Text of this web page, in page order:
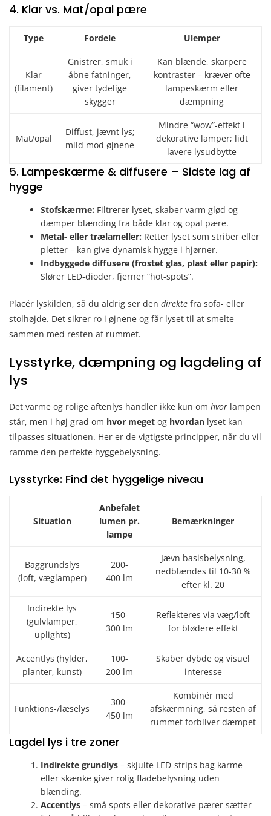
4. Klar vs. Mat/opal pære
Type Fordele Ulemper
Klar
(filament)
Gnistrer, smuk i
åbne fatninger,
giver tydelige
skygger
Kan blænde, skarpere
kontraster – kræver ofte
lampeskærm eller
dæmpning
Mat/opal
Diffust, jævnt lys;
mild mod øjnene
Mindre “wow”-effekt i
dekorative lamper; lidt
lavere lysudbytte
5. Lampeskærme & diffusere – Sidste lag af
hygge
Stofskærme: Filtrerer lyset, skaber varm glød og
dæmper blænding fra både klar og opal pære.
Metal- eller trælameller: Retter lyset som striber eller
pletter – kan give dynamisk hygge i hjørner.
Indbyggede diffusere (frostet glas, plast eller papir):
Slører LED-dioder, fjerner “hot-spots”.
Placér lyskilden, så du aldrig ser den direkte fra sofa- eller
stolhøjde. Det sikrer ro i øjnene og får lyset til at smelte
sammen med resten af rummet.
Lysstyrke, dæmpning og lagdeling af
lys
Det varme og rolige aftenlys handler ikke kun om hvor lampen
står, men i høj grad om hvor meget og hvordan lyset kan
tilpasses situationen. Her er de vigtigste principper, når du vil
ramme den perfekte hyggebelysning.
Lysstyrke: Find det hyggelige niveau
Situation
Anbefalet
lumen pr.
lampe
Bemærkninger
Baggrundslys
(loft, væglamper)
200-
400 lm
Jævn basisbelysning,
nedblændes til 10-30 %
efter kl. 20
Indirekte lys
(gulvlamper,
uplights)
150-
300 lm
Reflekteres via væg/loft
for blødere effekt
Accentlys (hylder,
planter, kunst)
100-
200 lm
Skaber dybde og visuel
interesse
Funktions-/læselys
300-
450 lm
Kombinér med
afskærmning, så resten af
rummet forbliver dæmpet
Lagdel lys i tre zoner
Indirekte grundlys – skjulte LED-strips bag karme
eller skænke giver rolig fladebelysning uden
blænding.
Accentlys – små spots eller dekorative pærer sætter